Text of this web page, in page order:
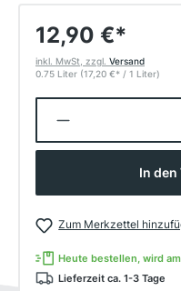
12,90 €*
inkl. MwSt, zzgl. Versand
0.75 Liter (17,20 €* / 1 Liter)
Produkt
In
Zum Merkzettel
Heute bestellen, wird
Lieferzeit ca. 1-3 Tage